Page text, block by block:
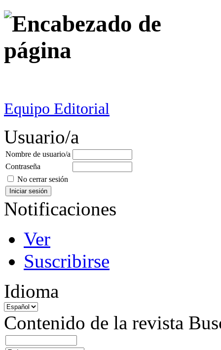
Equipo Editorial
Usuario/a
Nombre de usuario/a
Contraseña
No cerrar sesión
Notificaciones
Ver
Suscribirse
Idioma
Contenido de la revista